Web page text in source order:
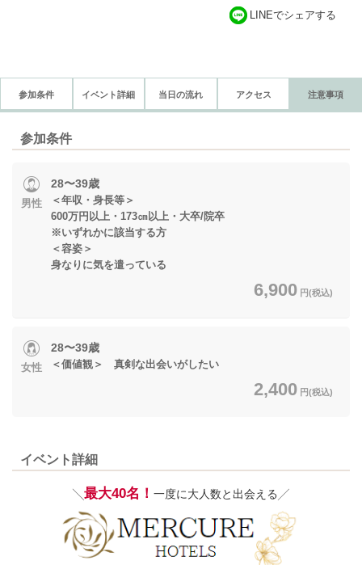
LINEでシェアする
参加条件 イベント詳細 当日の流れ アクセス 注意事項
参加条件
男性
28〜39歳
＜年収・身長等＞
600万円以上・173㎝以上・大卒/院卒
※いずれかに該当する方
＜容姿＞
身なりに気を遣っている
6,900 円(税込)
女性
28〜39歳
＜価値観＞ 真剣な出会いがしたい
2,400 円(税込)
イベント詳細
╲ 最大40名！ 一度に大人数と出会える╱